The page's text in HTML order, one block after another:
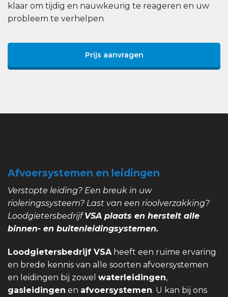
klaar om tijdig en nauwkeurig te reageren en uw
probleem te verhelpen
Prijs aanvragen
Afvoersystemen en leidingen
Verstopte leiding? Een breuk in uw
rioleringssysteem? Last van een rioolverzakking?
LoodgietersbedrijfVSA plaats en herstelt alle
binnen- en buitenleidingsystemen.
Loodgietersbedrijf VSA heeft een ruime ervaring
en brede kennis van alle soorten afvoersystemen
en leidingen bij zowel waterleidingen,
gasleidingen en afvoersystemen. U kan bij ons